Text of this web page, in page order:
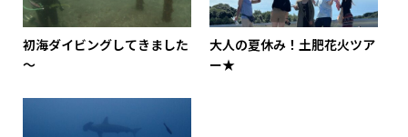
初海ダイビングしてきました
～
大人の夏休み！土肥花火ツア
ー★